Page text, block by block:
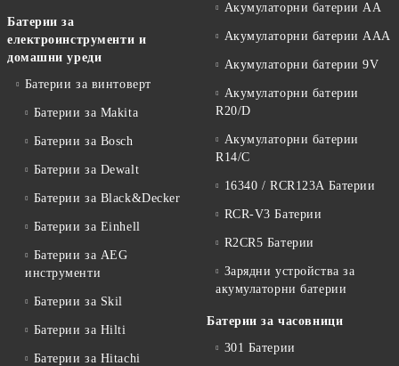
Батерии за
електроинструменти и
домашни уреди
Батерии за винтоверт
Батерии за Makita
Батерии за Bosch
Батерии за Dewalt
Батерии за Black&Decker
Батерии за Einhell
Батерии за AEG
инструменти
Батерии за Skil
Батерии за Hilti
Батерии за Hitachi
Акумулаторни батерии АА
Акумулаторни батерии AAA
Акумулаторни батерии 9V
Акумулаторни батерии
R20/D
Акумулаторни батерии
R14/C
16340 / RCR123A Батерии
RCR-V3 Батерии
R2CR5 Батерии
Зарядни устройства за
акумулаторни батерии
Батерии за часовници
301 Батерии